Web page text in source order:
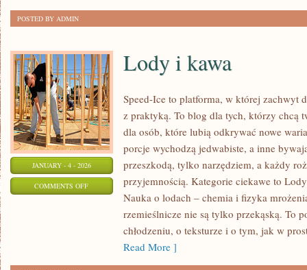
POSTED BY ADMIN
JANUARY - 4 - 2026
COMMENTS OFFON
Lody i kawa
Speed-Ice to platforma, w której zachwyt
z praktyką. To blog dla tych, którzy chcą
dla osób, które lubią odkrywać nowe
porcje wychodzą jedwabiste, a inne
przeszkodą, tylko narzędziem, a każdy
przyjemnością. Kategorie ciekawe to
Nauka o lodach – chemia i fizyka
rzemieślnicze nie są tylko przekąską. To
chłodzeniu, o teksturze i o tym, jak w
Read More ]